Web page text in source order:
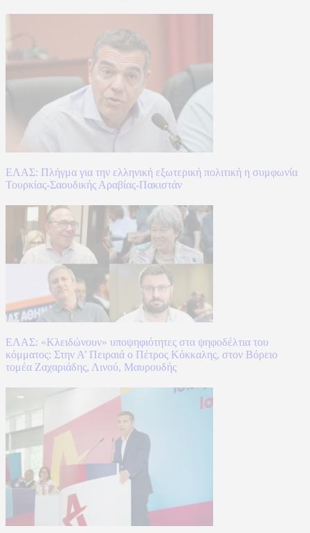
ΕΛΑΣ: Πλήγμα για την ελληνική εξωτερική πολιτική η συμφωνία
Τουρκίας-Σαουδικής Αραβίας-Πακιστάν
ΕΛΑΣ: «Κλειδώνουν» υποψηφιότητες στα ψηφοδέλτια του
κόμματος: Στην Α’ Πειραιά ο Πέτρος Κόκκαλης, στον Βόρειο
τομέα Ζαχαριάδης, Λινού, Μαυρουδής